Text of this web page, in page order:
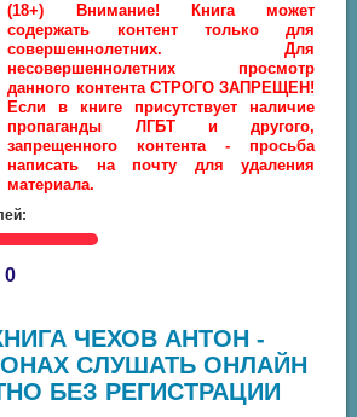
(18+) Внимание! Книга может
содержать контент только для
совершеннолетних. Для
несовершеннолетних просмотр
данного контента СТРОГО ЗАПРЕЩЕН!
Если в книге присутствует наличие
пропаганды ЛГБТ и другого,
запрещенного контента - просьба
написать на почту для удаления
материала.
0
ЧЕХОВ АНТОН -
СЛУШАТЬ ОНЛАЙН
БЕЗ РЕГИСТРАЦИИ